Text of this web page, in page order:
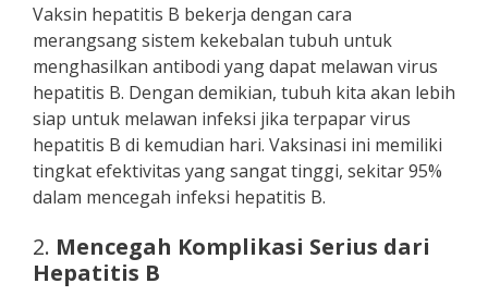
Vaksin hepatitis B bekerja dengan cara
merangsang sistem kekebalan tubuh untuk
menghasilkan antibodi yang dapat melawan virus
hepatitis B. Dengan demikian, tubuh kita akan lebih
siap untuk melawan infeksi jika terpapar virus
hepatitis B di kemudian hari. Vaksinasi ini memiliki
tingkat efektivitas yang sangat tinggi, sekitar 95%
dalam mencegah infeksi hepatitis B.
2. Mencegah Komplikasi Serius dari
Hepatitis B